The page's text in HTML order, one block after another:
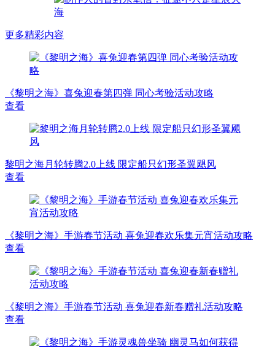
更多精彩内容
《黎明之海》喜兔迎春第四弹 同心考验活动攻略
查看
黎明之海月轮转腾2.0上线 限定船只幻形圣翼飓风
查看
《黎明之海》手游春节活动 喜兔迎春欢乐集元宵活动攻略
查看
《黎明之海》手游春节活动 喜兔迎春新春赠礼活动攻略
查看